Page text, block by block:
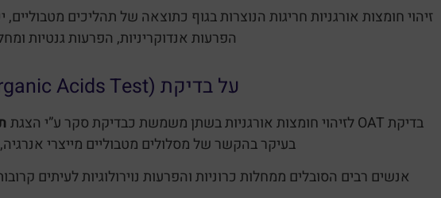
זיהוי חומצות אורגניות חריגות הנוצרות בגוף כתוצאה של תהליכים
הפרעות אנדוקריניות, הפרעות גנטיות
על בדיקת (OAT (Organic Acids Test
בדיקת OAT לזיהוי חומצות אורגניות בשתן משמשת כבדיקת סקר ע”י הצגת
בעיקר בהקשר של מסלולים מטבוליים מייצרי
אנשים רבים הסובלים ממחלות כרוניות והפרעות נוירולוגיות לעיתים